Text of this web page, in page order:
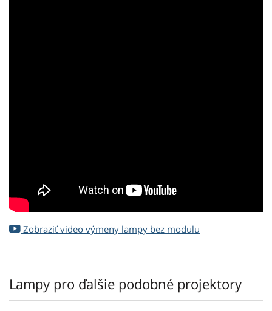
Zobraziť video výmeny lampy bez modulu
Lampy pro ďalšie podobné projektory